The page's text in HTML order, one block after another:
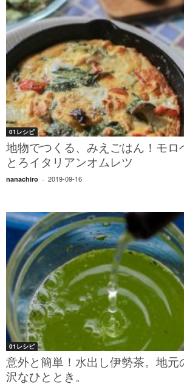
01レシピ
地物でつくる、みえごはん！モロ
とろイタリアンオムレツ
nanachiro - 2019-09-16
01レシピ
意外と簡単！水出し伊勢茶。地元
沢なひととき。